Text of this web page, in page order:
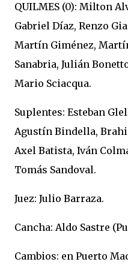
QUILMES (0): Milton
Gabriel Díaz, Renzo
Martín Giménez,
Sanabria, Julián
Mario Sciacqua.
Suplentes: Esteban
Agustín Bindella,
Axel Batista, Iván
Tomás Sandoval.
Juez: Julio Barraza.
Cancha: Aldo Sastre
Cambios: en Puerto